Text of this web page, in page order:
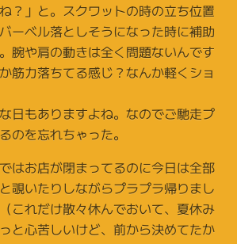
？」と。スクワットの時の立ち位置
ーベル落としそうになった時に補助
腕や肩の動きは全く問題ないんです
筋力落ちてる感じ？なんか軽くショ
日もありますよね。なのでご馳走プ
のを忘れちゃった。
はお店が閉まってるのに今日は全部
覗いたりしながらプラプラ帰りまし
これだけ散々休んでおいて、夏休み
と心苦しいけど、前から決めてたか